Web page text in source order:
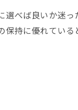
選べば良いか迷っ
保持に優れてい